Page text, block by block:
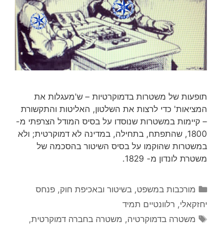
תופעות של משטרות בדמוקרטיות – ש'מעגלות את
המציאות' כדי לרצות את השלטון, האליטות והתקשורת
– קיימות במשטרות שנוסדו על בסיס המודל הצרפתי מ-
1800, שהתפתח, בתחילה, במדינה לא דמוקרטית; ולא
במשטרות שהוקמו על בסיס השיטור בהסכמה של
משטרת לונדון מ- 1829.
קטגוריות
מורכבות במשפט, בשיטור ובאכיפת חוק,פנחס
יחזקאלי, רלוונטיים תמיד
תגיות
משטרה בדמוקרטיה, משטרה בחברה דמוקרטית,